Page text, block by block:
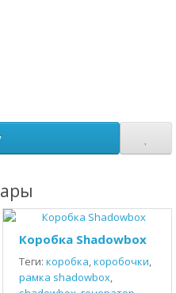
Коробка Shadowbox
Теги: коробка,коробочки,
рамка shadowbox,